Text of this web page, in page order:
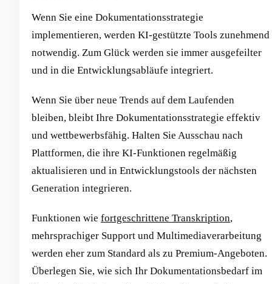
Wenn Sie eine Dokumentationsstrategie
implementieren, werden KI-gestützte Tools zunehmend
notwendig. Zum Glück werden sie immer ausgefeilter
und in die Entwicklungsabläufe integriert.
Wenn Sie über neue Trends auf dem Laufenden
bleiben, bleibt Ihre Dokumentationsstrategie effektiv
und wettbewerbsfähig. Halten Sie Ausschau nach
Plattformen, die ihre KI-Funktionen regelmäßig
aktualisieren und in Entwicklungstools der nächsten
Generation integrieren.
Funktionen wie fortgeschrittene Transkription,
mehrsprachiger Support und Multimediaverarbeitung
werden eher zum Standard als zu Premium-Angeboten.
Überlegen Sie, wie sich Ihr Dokumentationsbedarf im